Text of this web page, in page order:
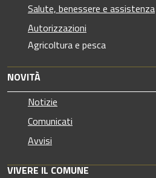
Salute, benessere e assistenza
Autorizzazioni
Agricoltura e pesca
NOVITÀ
Notizie
Comunicati
Avvisi
VIVERE IL COMUNE